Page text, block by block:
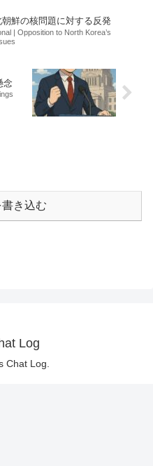
朝鮮の核問題に対する反発
| Opposition to North Korea’s
念
き込む
Log
Chat Log.